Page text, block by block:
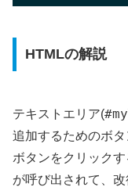
HTMLの解説
テキストエリア(
追加するためのボタ
ボタンをクリックす
が呼び出されて、